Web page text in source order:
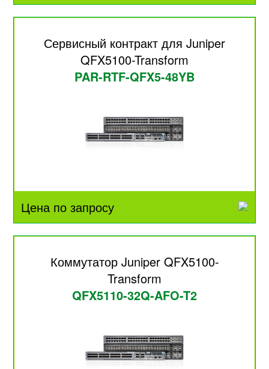
Сервисный контракт для Juniper
QFX5100-Transform
PAR-RTF-QFX5-48YB
Цена по запросу
Коммутатор Juniper QFX5100-
Transform
QFX5110-32Q-AFO-T2